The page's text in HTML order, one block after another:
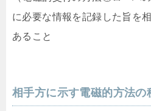
に必要な情報を記録した旨を
あること
相手方に示す電磁的方法の